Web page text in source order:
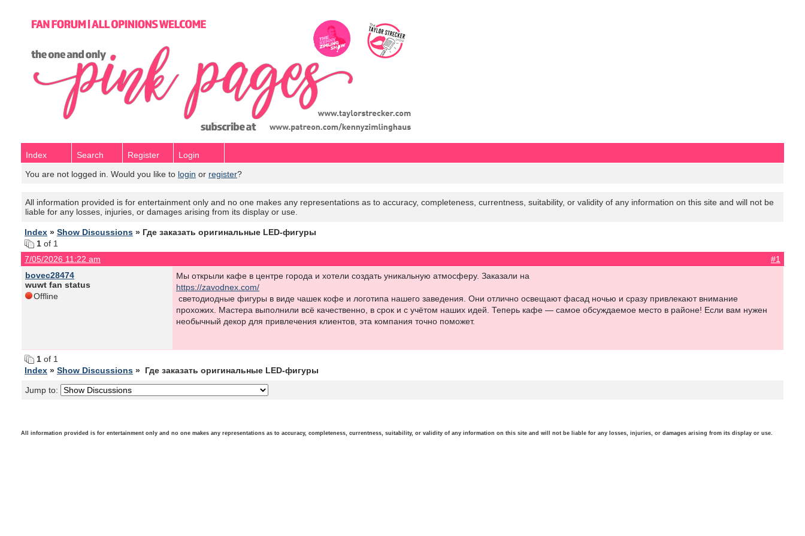
Index Search Register
Login
You are not logged in. Would you like to login or register?
All information provided is for entertainment only and no one makes any representations as to accuracy, completeness, currentness, suitability, or validity of any information on this site and will not be
liable for any losses, injuries, or damages arising from its display or use.
Index » Show Discussions » Где заказать оригинальные LED-фигуры
1 of 1
7/05/2026 11:22 am
#1
bovec28474
wuwt fan status
Offline
Мы открыли кафе в центре города и хотели создать уникальную атмосферу. Заказали на
https://zavodnex.com/
светодиодные фигуры в виде чашек кофе и логотипа нашего заведения. Они отлично освещают фасад ночью и сразу привлекают внимание
прохожих. Мастера выполнили всё качественно, в срок и с учётом наших идей. Теперь кафе — самое обсуждаемое место в районе! Если вам нужен
необычный декор для привлечения клиентов, эта компания точно поможет.
1 of 1
Index » Show Discussions » Где заказать оригинальные LED-фигуры
Jump to:
All information provided is for entertainment only and no one makes any representations as to accuracy, completeness, currentness, suitability, or validity of any information on this site and will not be liable for any losses, injuries, or damages arising from its display or use.